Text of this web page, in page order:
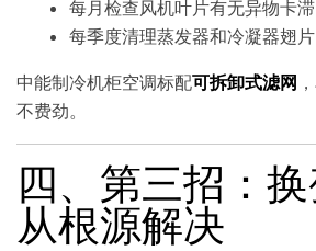
每月检查风机叶片有无异物卡滞
每季度清理蒸发器和冷凝器翅片
中能制冷机柜空调标配可拆卸式滤网
不费劲。
四、第三招：换
从根源解决